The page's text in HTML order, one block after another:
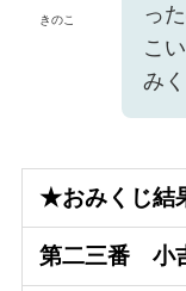
きのこ
っ
こ
み
★おみくじ結
第二三番 小